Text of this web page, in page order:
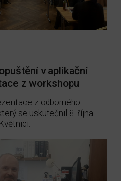
v aplikační
z workshopu
z odborného
se uskutečnil 8. října